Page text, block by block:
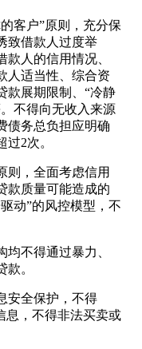
客户”原则，充分保
致借款人过度举
人的信用情况、
人适当性、综合资
款展期限制、“冷静
不得向无收入来源
债务总负担应明确
2次。
，全面考虑信用
款质量可能造成的
动”的风控模型，不
不得通过暴力、
。
全保护，不得
息，不得非法买卖或